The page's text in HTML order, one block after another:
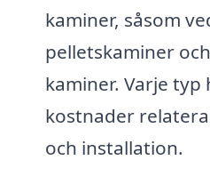
kaminer, såsom
pelletskaminer
kaminer. Varje typ
kostnader
och installation.